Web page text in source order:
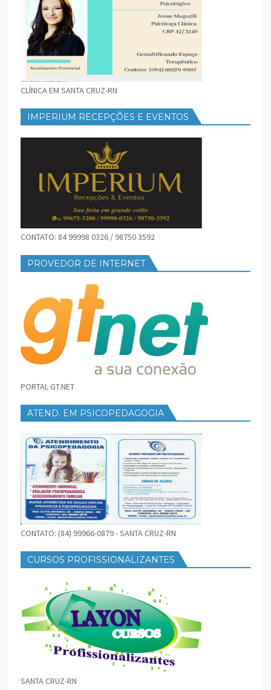
CLÍNICA EM SANTA CRUZ-RN
IMPERIUM RECEPÇÕES E EVENTOS
CONTATO: 84 99998 0326 / 98750 3592
PROVEDOR DE INTERNET
PORTAL GT.NET
ATEND. EM PSICOPEDAGOGIA
CONTATO: (84) 99966-0879 - SANTA CRUZ-RN
CURSOS PROFISSIONALIZANTES
SANTA CRUZ-RN